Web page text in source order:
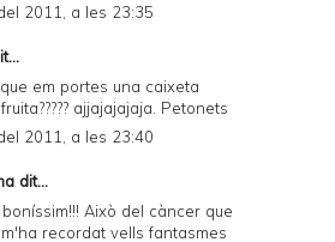
2011, a les 23:35
em portes una caixeta
ajjajajajaja. Petonets
2011, a les 23:40
dit...
Això del càncer que
recordat vells fantasmes